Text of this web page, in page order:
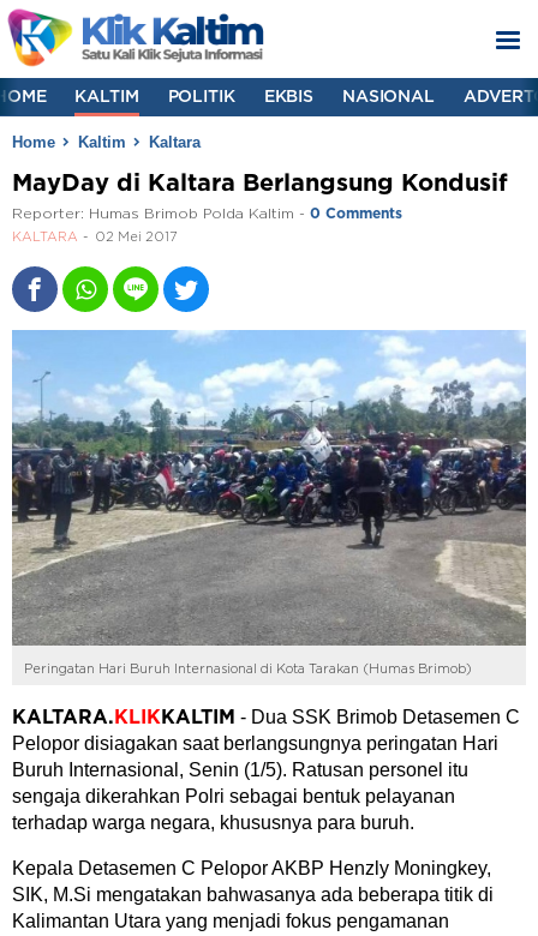
KALTIM POLITIK EKBIS NASIONAL
Home Kaltim Kaltara
MayDay di Kaltara Berlangsung Kondusif
Reporter: Humas Brimob Polda Kaltim - 0 Comments
KALTARA 02 Mei 2017
Peringatan Hari Buruh Internasional di Kota Tarakan (Humas Brimob)
KALTARA. KLIKKALTIM - Dua SSK Brimob Detasemen C
Pelopor disiagakan saat berlangsungnya peringatan Hari
Buruh Internasional, Senin (1/5). Ratusan personel itu
sengaja dikerahkan Polri sebagai bentuk pelayanan
terhadap warga negara, khususnya para buruh.
Kepala Detasemen C Pelopor AKBP Henzly Moningkey,
SIK, M.Si mengatakan bahwasanya ada beberapa titik di
Kalimantan Utara yang menjadi fokus pengamanan